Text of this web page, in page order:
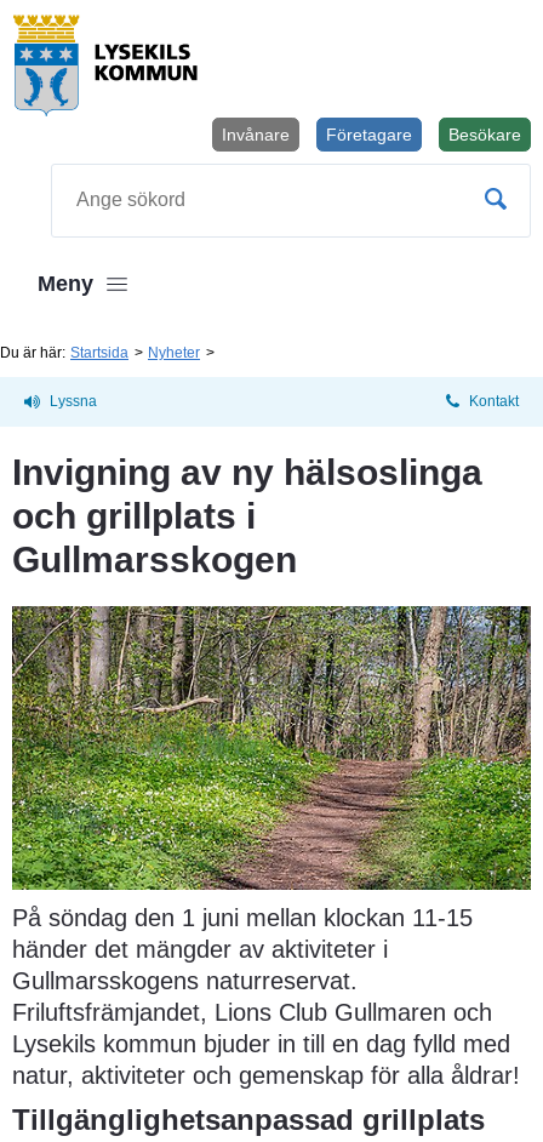
Besökare
Företagare
Invånare
Meny
Du är här: Startsida Nyheter
Lyssna Kontakt
Invigning av ny hälsoslinga
och grillplats i
Gullmarsskogen
På söndag den 1 juni mellan klockan 11-15
händer det mängder av aktiviteter i
Gullmarsskogens naturreservat.
Friluftsfrämjandet, Lions Club Gullmaren och
Lysekils kommun bjuder in till en dag fylld med
natur, aktiviteter och gemenskap för alla åldrar!
Tillgänglighetsanpassad grillplats